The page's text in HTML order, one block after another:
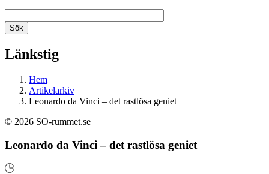
Länkstig
Hem
Artikelarkiv
Leonardo da Vinci – det rastlösa geniet
© 2026 SO-rummet.se
Leonardo da Vinci – det rastlösa geniet